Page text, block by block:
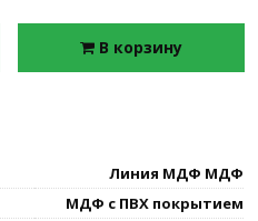
В корзину
Линия МДФ МДФ
МДФ с ПВХ покрытием